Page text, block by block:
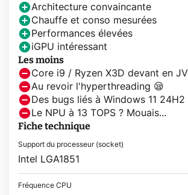
Architecture convaincante
Chauffe et conso mesurées
Performances élevées
iGPU intéressant
Les moins
Core i9 / Ryzen X3D devant en JV
Au revoir l'hyperthreading 😪
Des bugs liés à Windows 11 24H2
Le NPU à 13 TOPS ? Mouais...
Fiche technique
Support du processeur (socket)
Intel LGA1851
Fréquence CPU